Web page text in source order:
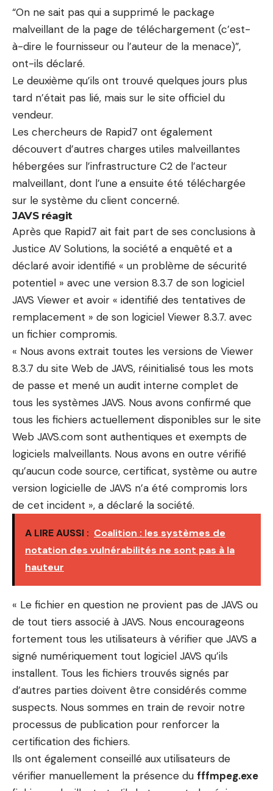
“On ne sait pas qui a supprimé le package
malveillant de la page de téléchargement (c’est-
à-dire le fournisseur ou l’auteur de la menace)”,
ont-ils déclaré.
Le deuxième qu’ils ont trouvé quelques jours plus
tard n’était pas lié, mais sur le site officiel du
vendeur.
Les chercheurs de Rapid7 ont également
découvert d’autres charges utiles malveillantes
hébergées sur l’infrastructure C2 de l’acteur
malveillant, dont l’une a ensuite été téléchargée
sur le système du client concerné.
JAVS réagit
Après que Rapid7 ait fait part de ses conclusions à
Justice AV Solutions, la société a enquêté et a
déclaré avoir identifié « un problème de sécurité
potentiel » avec une version 8.3.7 de son logiciel
JAVS Viewer et avoir « identifié des tentatives de
remplacement » de son logiciel Viewer 8.3.7. avec
un fichier compromis.
« Nous avons extrait toutes les versions de Viewer
8.3.7 du site Web de JAVS, réinitialisé tous les mots
de passe et mené un audit interne complet de
tous les systèmes JAVS. Nous avons confirmé que
tous les fichiers actuellement disponibles sur le site
Web JAVS.com sont authentiques et exempts de
logiciels malveillants. Nous avons en outre vérifié
qu’aucun code source, certificat, système ou autre
version logicielle de JAVS n’a été compromis lors
de cet incident », a déclaré la société.
A LIRE AUSSI : Coalition : les systèmes de
notation des vulnérabilités ne sont pas à la
hauteur
« Le fichier en question ne provient pas de JAVS ou
de tout tiers associé à JAVS. Nous encourageons
fortement tous les utilisateurs à vérifier que JAVS a
signé numériquement tout logiciel JAVS qu’ils
installent. Tous les fichiers trouvés signés par
d’autres parties doivent être considérés comme
suspects. Nous sommes en train de revoir notre
processus de publication pour renforcer la
certification des fichiers.
Ils ont également conseillé aux utilisateurs de
vérifier manuellement la présence du fffmpeg.exe